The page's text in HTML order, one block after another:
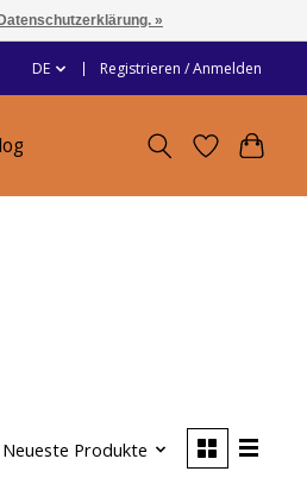
DE Registrieren / Anmelden
Neueste Produkte
»